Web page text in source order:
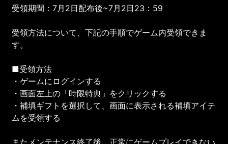
受領期間：7月2日配布後~7月2日23：59
受領方法について、下記の手順でゲーム内受領できま
す。
■受領方法
・ゲームにログインする
・画面左上の「時限特典」をクリックする
・補填ギフトを選択して、画面に表示される補填アイテ
ムを受領する
またメンテナンス終了後、正常にゲームプレイできない